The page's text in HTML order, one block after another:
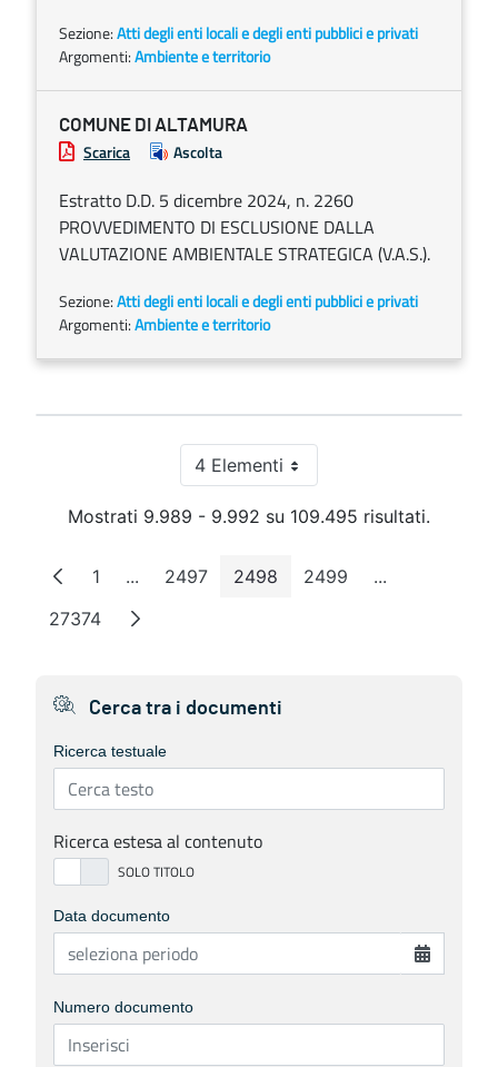
Sezione:Atti degli enti locali e degli enti pubblici e privati
Argomenti:Ambiente e territorio
COMUNE DI ALTAMURA
Scarica Ascolta
Estratto D.D. 5 dicembre 2024, n. 2260
PROVVEDIMENTO DI ESCLUSIONE DALLA
VALUTAZIONE AMBIENTALE STRATEGICA (V.A.S.).
Sezione:Atti degli enti locali e degli enti pubblici e privati
Argomenti:Ambiente e territorio
4 ElementiPer pagina
Mostrati 9.989 - 9.992 su 109.495 risultati.
Pagina
1 ...Pagine intermedie
Pagina
2497 Pagina
2498 Pagina
2499 ...Pagine
Pagina
27374
Cerca tra i documenti
Ricerca testuale
Ricerca estesa al contenuto
Data documento
Numero documento